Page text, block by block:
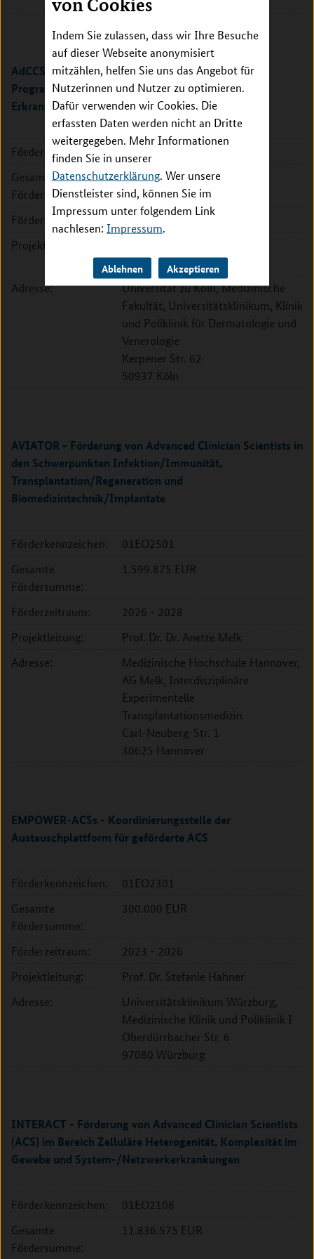
von Cookies
Indem Sie zulassen, dass wir Ihre Besuche
auf dieser Webseite anonymisiert
mitzählen, helfen Sie uns das Angebot für
Nutzerinnen und Nutzer zu optimieren.
Dafür verwenden wir Cookies. Die
erfassten Daten werden nicht an Dritte
weitergegeben. Mehr Informationen
finden Sie in unserer
Datenschutzerklärung. Wer unsere
Dienstleister sind, können Sie im
Impressum unter folgendem Link
nachlesen: Impressum.
Ablehnen Akzeptieren
AdCCSP - Advanced Cologne Clinician Scientist
Programm – Fortschritt in altersassoziierten
Erkrankungen
Förderkennzeichen:
Gesamte
Fördersumme:
1.878.668 EUR
Förderzeitraum:
2026 - 2028
Projektleitung:
Borschitz
Adresse:
Universität zu Köln, Medizinische
Fakultät, Universitätsklinikum, Klinik
und Poliklinik für Dermatologie und
Venerologie
Kerpener Str. 62
50937 Köln
AVIATOR - Förderung von Advanced Clinician Scientists in
den Schwerpunkten Infektion/Immunität,
Transplantation/Regeneration und
Biomedizintechnik/Implantate
Förderkennzeichen:
01EO2501
Gesamte
Fördersumme:
1.599.875 EUR
Förderzeitraum:
2026 - 2028
Projektleitung:
Prof. Dr. Dr. Anette Melk
Adresse:
Medizinische Hochschule Hannover,
AG Melk, Interdisziplinäre
Experimentelle
Transplantationsmedizin
Carl-Neuberg-Str. 1
30625 Hannover
EMPOWER-ACSs - Koordinierungsstelle der
Austauschplattform für geförderte ACS
Förderkennzeichen:
01EO2301
Gesamte
Fördersumme:
300.000 EUR
Förderzeitraum:
2023 - 2026
Projektleitung:
Prof. Dr. Stefanie Hahner
Adresse:
Universitätsklinikum Würzburg,
Medizinische Klinik und Poliklinik I
Oberdürrbacher Str. 6
97080 Würzburg
INTERACT - Förderung von Advanced Clinician Scientists
(ACS) im Bereich Zelluläre Heterogenität, Komplexität im
Gewebe und System-/Netzwerkerkrankungen
Förderkennzeichen:
01EO2108
Gesamte
Fördersumme:
11.836.575 EUR